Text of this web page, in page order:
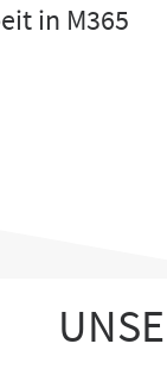
in M365